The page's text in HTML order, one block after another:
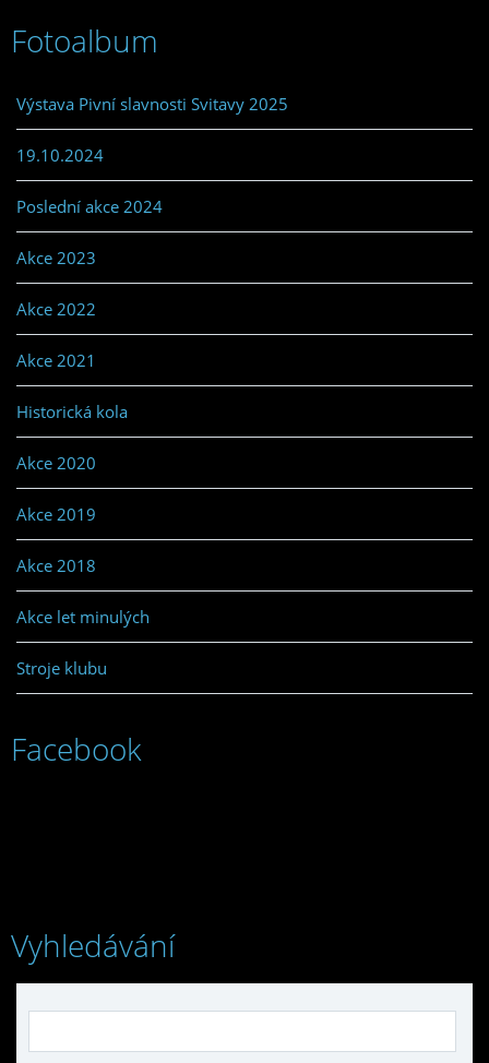
Fotoalbum
Výstava Pivní slavnosti Svitavy 2025
19.10.2024
Poslední akce 2024
Akce 2023
Akce 2022
Akce 2021
Historická kola
Akce 2020
Akce 2019
Akce 2018
Akce let minulých
Stroje klubu
Facebook
Vyhledávání